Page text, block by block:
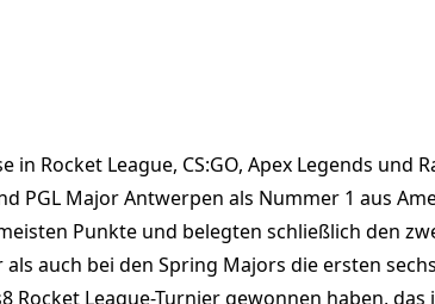
Rocket League, CS:GO, Apex Legends und
PGL Major Antwerpen als Nummer 1 aus
Punkte und belegten schließlich den
auch bei den Spring Majors die ersten
Rocket League-Turnier gewonnen haben, das